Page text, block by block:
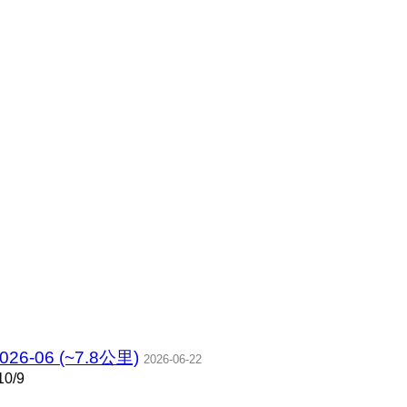
06 (~7.8公里) 2026-06-22
9